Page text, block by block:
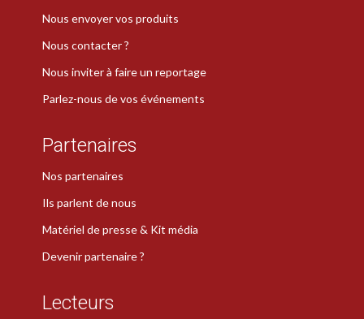
Nous envoyer vos produits
Nous contacter ?
Nous inviter à faire un reportage
Parlez-nous de vos événements
Partenaires
Nos partenaires
Ils parlent de nous
Matériel de presse & Kit média
Devenir partenaire ?
Lecteurs